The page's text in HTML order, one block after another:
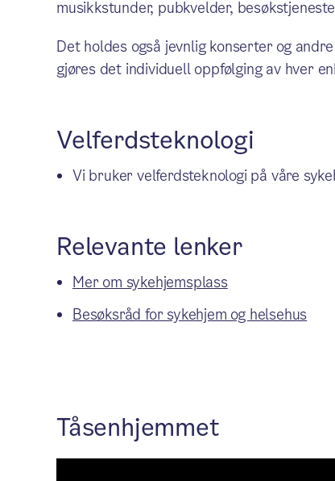
musikkstunder, pubkvelder,
Det holdes også jevnlig konserter og
gjøres det individuell oppfølging av hver
Velferdsteknologi
Vi bruker velferdsteknologi på våre
Relevante lenker
Mer om sykehjemsplass
Besøksråd for sykehjem og helsehus
Tåsenhjemmet